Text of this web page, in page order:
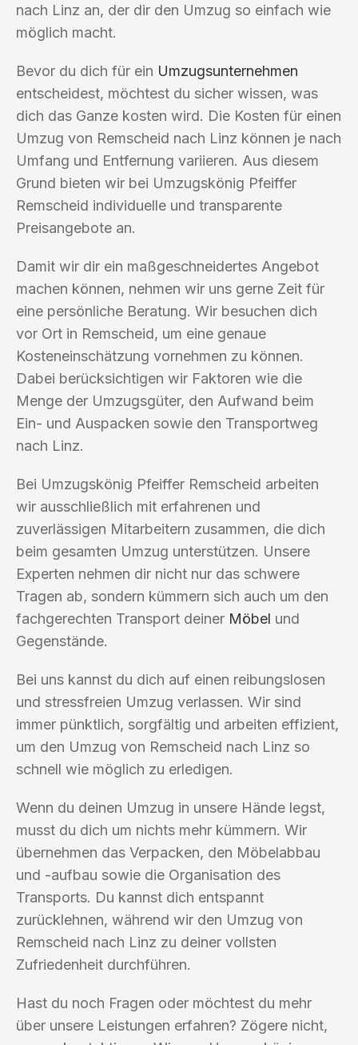
nach Linz an, der dir den Umzug so einfach wie
möglich macht.
Bevor du dich für ein Umzugsunternehmen
entscheidest, möchtest du sicher wissen, was
dich das Ganze kosten wird. Die Kosten für einen
Umzug von Remscheid nach Linz können je nach
Umfang und Entfernung variieren. Aus diesem
Grund bieten wir bei Umzugskönig Pfeiffer
Remscheid individuelle und transparente
Preisangebote an.
Damit wir dir ein maßgeschneidertes Angebot
machen können, nehmen wir uns gerne Zeit für
eine persönliche Beratung. Wir besuchen dich
vor Ort in Remscheid, um eine genaue
Kosteneinschätzung vornehmen zu können.
Dabei berücksichtigen wir Faktoren wie die
Menge der Umzugsgüter, den Aufwand beim
Ein- und Auspacken sowie den Transportweg
nach Linz.
Bei Umzugskönig Pfeiffer Remscheid arbeiten
wir ausschließlich mit erfahrenen und
zuverlässigen Mitarbeitern zusammen, die dich
beim gesamten Umzug unterstützen. Unsere
Experten nehmen dir nicht nur das schwere
Tragen ab, sondern kümmern sich auch um den
fachgerechten Transport deiner Möbel und
Gegenstände.
Bei uns kannst du dich auf einen reibungslosen
und stressfreien Umzug verlassen. Wir sind
immer pünktlich, sorgfältig und arbeiten effizient,
um den Umzug von Remscheid nach Linz so
schnell wie möglich zu erledigen.
Wenn du deinen Umzug in unsere Hände legst,
musst du dich um nichts mehr kümmern. Wir
übernehmen das Verpacken, den Möbelabbau
und -aufbau sowie die Organisation des
Transports. Du kannst dich entspannt
zurücklehnen, während wir den Umzug von
Remscheid nach Linz zu deiner vollsten
Zufriedenheit durchführen.
Hast du noch Fragen oder möchtest du mehr
über unsere Leistungen erfahren? Zögere nicht,